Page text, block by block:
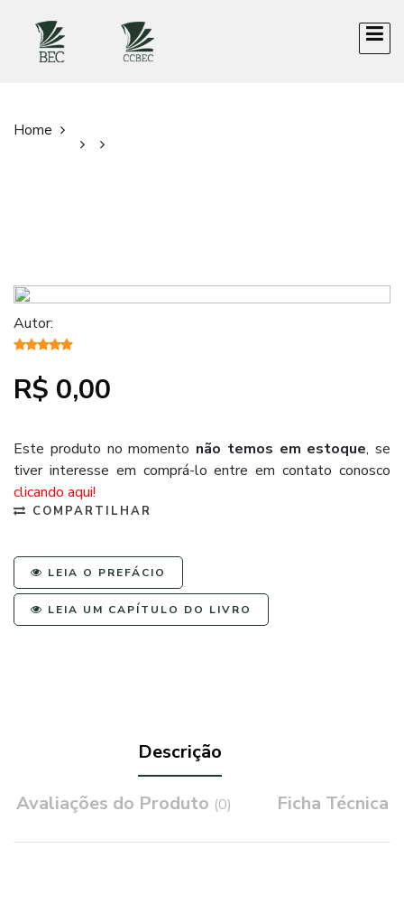
Home
Autor:
R$ 0,00
Este produto no momento não temos em estoque, se
tiver interesse em comprá-lo entre em contato conosco
clicando aqui!
COMPARTILHAR
LEIA O PREFÁCIO
LEIA UM CAPÍTULO DO LIVRO
Descrição
Avaliações do Produto (0) Ficha Técnica